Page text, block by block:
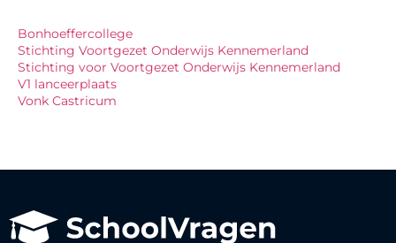
Bonhoeffercollege
Stichting Voortgezet Onderwijs Kennemerland
Stichting voor Voortgezet Onderwijs Kennemerland
V1 lanceerplaats
Vonk Castricum